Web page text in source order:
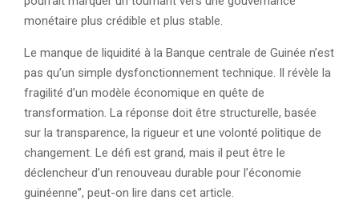
monétaire plus crédible et plus stable.
Le manque de liquidité à la Banque centrale de Guinée n’est
pas qu’un simple dysfonctionnement technique. Il révèle la
fragilité d’un modèle économique en quête de
transformation. La réponse doit être structurelle, basée
sur la transparence, la rigueur et une volonté politique de
changement. Le défi est grand, mais il peut être le
déclencheur d’un renouveau durable pour l’économie
guinéenne”, peut-on lire dans cet article.